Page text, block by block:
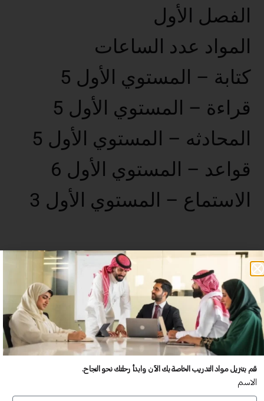
الفصل الأول
المواد عدد الساعات
كتابة – المستوي الأول 5
قراءة – المستوي الأول 5
المحادثه – المستوي الأول 5
قواعد – المستوي الأول 6
الاستماع – المستوي الأول 3
عدد غير محدود من المستخدمين
تدريب أكبر عدد تريده من المشاركين في موقعك - ​​إلى الأبد!
لا توجد رسوم تجديد سنوية
تدريب أكبر عدد تريده من المشاركين في موقعك - ​​إلى الأبد!
قم بتنزيل مواد التدريب الخاصة بك الآن وابدأ رحلتك نحو النجاح.
الاسم